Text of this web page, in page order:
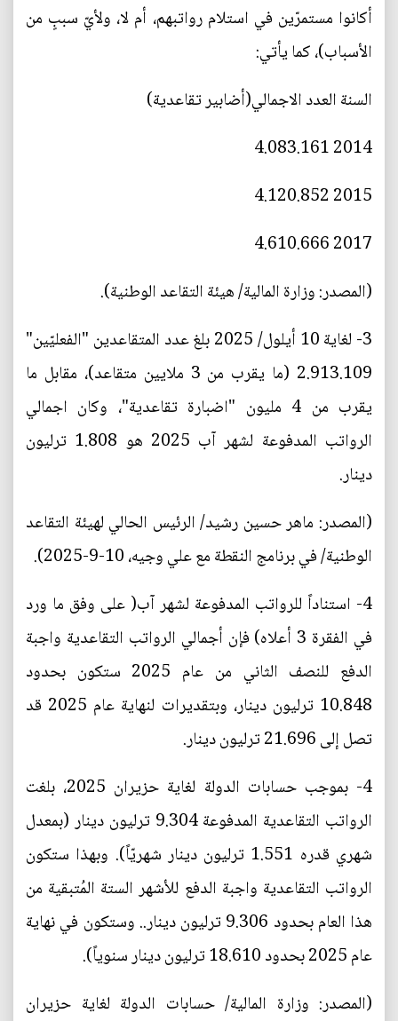
أكانوا مستمرّين في استلام رواتبهم، أم لا، ولأيّ سببٍ من
الأسباب)، كما يأتي:
السنة العدد الاجمالي(أضابير تقاعدية)
2014 4.083.161
2015 4.120.852
2017 4.610.666
(المصدر: وزارة المالية/ هيئة التقاعد الوطنية).
3- لغاية 10 أيلول/ 2025 بلغ عدد المتقاعدين "الفعليّين"
2.913.109 (ما يقرب من 3 ملايين متقاعد)، مقابل ما
يقرب من 4 مليون "اضبارة تقاعدية"، وكان اجمالي
الرواتب المدفوعة لشهر آب 2025 هو 1.808 ترليون
دينار.
(المصدر: ماهر حسين رشيد/ الرئيس الحالي لهيئة التقاعد
الوطنية/ في برنامج النقطة مع علي وجيه، 10-9-2025).
4- استناداً للرواتب المدفوعة لشهر آب( على وفق ما ورد
في الفقرة 3 أعلاه) فإن أجمالي الرواتب التقاعدية واجبة
الدفع للنصف الثاني من عام 2025 ستكون بحدود
10.848 ترليون دينار، وبتقديرات لنهاية عام 2025 قد
تصل إلى 21.696 ترليون دينار.
4- بموجب حسابات الدولة لغاية حزيران 2025، بلغت
الرواتب التقاعدية المدفوعة 9.304 ترليون دينار (بمعدل
شهري قدره 1.551 ترليون دينار شهريّاً). وبهذا ستكون
الرواتب التقاعدية واجبة الدفع للأشهر الستة المُتبقية من
هذا العام بحدود 9.306 ترليون دينار.. وستكون في نهاية
عام 2025 بحدود 18.610 ترليون دينار سنوياً).
(المصدر: وزارة المالية/ حسابات الدولة لغاية حزيران